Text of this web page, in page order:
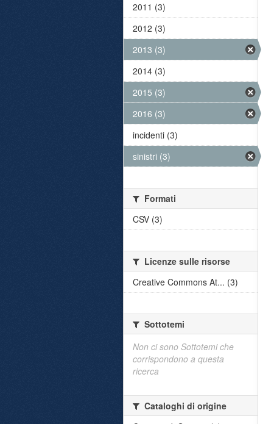
2011 (3)
2012 (3)
2013 (3)
2014 (3)
2015 (3)
2016 (3)
incidenti (3)
sinistri (3)
Formati
CSV (3)
Licenze sulle risorse
Creative Commons At... (3)
Sottotemi
Non ci sono Sottotemi che
corrispondono a questa
ricerca
Cataloghi di origine